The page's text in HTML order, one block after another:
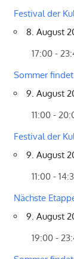
Festival der
8. August
17:00 -
Sommer
9. August
11:00 -
Festival der
9. August
11:00 -
Nächste
9. August
19:00 -